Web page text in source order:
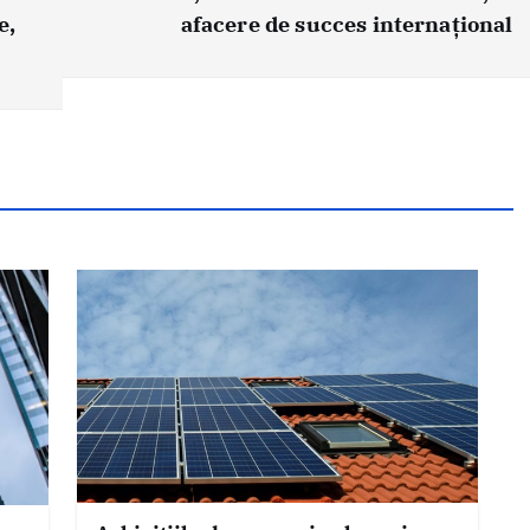
afacere de succes internațional